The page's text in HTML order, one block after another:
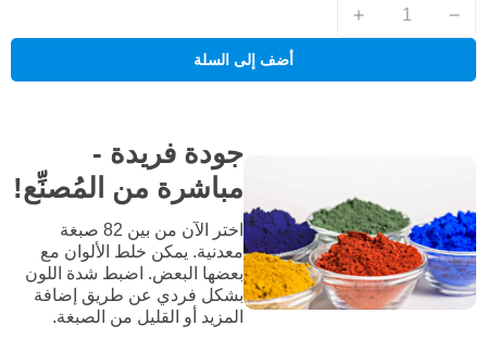
أضف إلى السلة
جودة فريدة -
مباشرة من المُصنِّع!
اختر الآن من بين 82 صبغة
معدنية. يمكن خلط الألوان مع
بعضها البعض. اضبط شدة اللون
بشكل فردي عن طريق إضافة
المزيد أو القليل من الصبغة.